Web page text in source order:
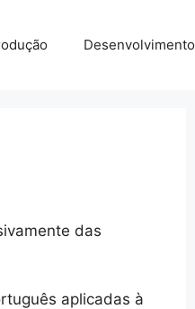
Desenvolvimento
das
aplicadas à